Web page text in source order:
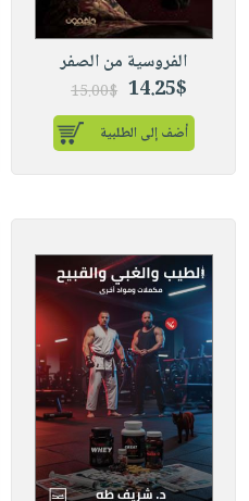
صابون
أطفال
مناسبات
فيديوهات
أسئلة
يتكرر
طرحها
خدمات
نيل
كتابك
تواصل
عربة
التسوق
نشرة
الإصدارات
الفروسية من الصفر
14.25$
15.00$
أضف إلى الطلبية